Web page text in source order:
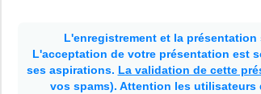
L'enregistrement et la
L'acceptation de votre présentation est
ses aspirations. La validation de cette
vos spams). Attention les utilisateurs